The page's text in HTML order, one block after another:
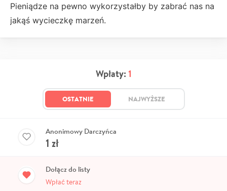
Pieniądze na pewno wykorzystałby by zabrać nas na
jakąś wycieczkę marzeń.
Wpłaty: 1
OSTATNIE NAJWYŻSZE
Anonimowy Darczyńca
1 zł
Dołącz do listy
Wpłać teraz